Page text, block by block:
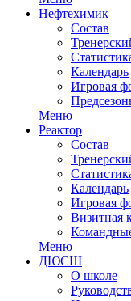
Нефтехимик
Состав
Календарь
Игровая
Меню
Реактор
Состав
Календарь
Игровая
Визитная
Меню
ДЮСШ
О школе